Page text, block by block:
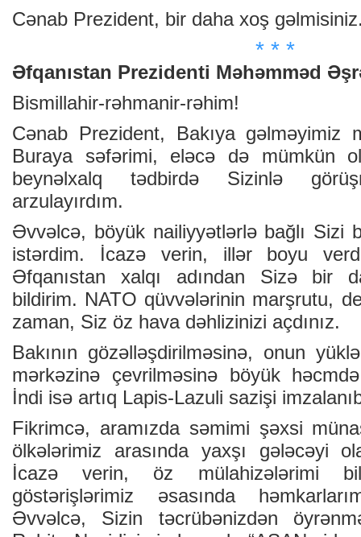
Cənab Prezident, bir daha xoş
* * *
Əfqanıstan Prezidenti Məhəmməd
Bismillahir-rəhmanir-rəhim!
Cənab Prezident, Bakıya gəlməyimiz
Buraya səfərimi, eləcə də mümkün
beynəlxalq tədbirdə Sizinlə
arzulayırdım.
Əvvəlcə, böyük nailiyyətlərlə bağlı Sizi
istərdim. İcazə verin, illər boyu
Əfqanıstan xalqı adından Sizə bir
bildirim. NATO qüvvələrinin marşrutu,
zaman, Siz öz hava dəhlizinizi açdınız.
Bakının gözəlləşdirilməsinə, onun
mərkəzinə çevrilməsinə böyük həcmdə
İndi isə artıq Lapis-Lazuli sazişi
Fikrimcə, aramızda səmimi şəxsi
ölkələrimiz arasında yaxşı gələcəyi
İcazə verin, öz mülahizələrimi
göstərişlərimiz əsasında
Əvvəlcə, Sizin təcrübənizdən